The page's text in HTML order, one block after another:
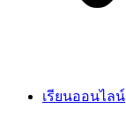
เรียนออนไลน์